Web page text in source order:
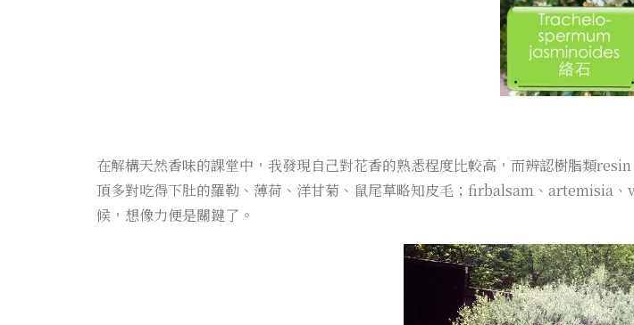
在解構天然香味的課堂中，我發現自己對花香的熟悉程度比較高，而辨認樹脂類
頂多對吃得下肚的羅勒、薄荷、洋甘菊、鼠尾草略知皮毛；firbalsam、artemisia
候，想像力便是關鍵了。